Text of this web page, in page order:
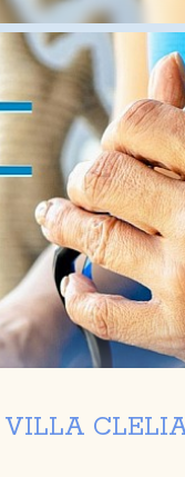
VILLA